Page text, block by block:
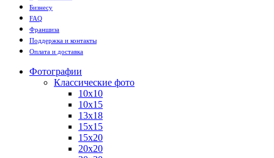
Бизнесу
FAQ
Франшиза
Поддержка и контакты
Оплата и доставка
Фотографии
Классические фото
10х10
10х15
13х18
15х15
15х20
20х20